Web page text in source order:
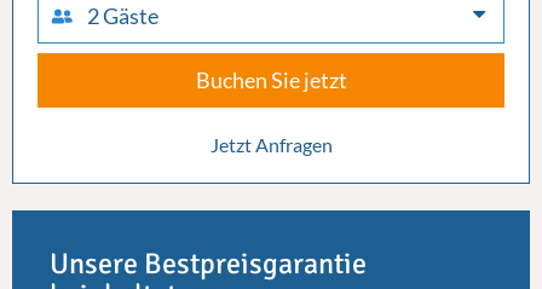
2 Gäste
Buchen Sie jetzt
Jetzt Anfragen
Unsere Bestpreisgarantie